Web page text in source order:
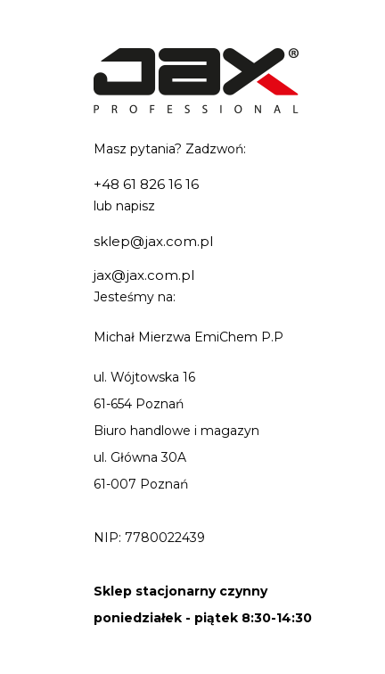
Masz pytania? Zadzwoń:
+48 61 826 16 16
lub napisz
sklep@jax.com.pl
jax@jax.com.pl
Jesteśmy na:
Michał Mierzwa EmiChem P.P
ul. Wójtowska 16
61-654 Poznań
Biuro handlowe i magazyn
ul. Główna 30A
61-007 Poznań
NIP: 7780022439
Sklep stacjonarny czynny
poniedziałek - piątek 8:30-14:30